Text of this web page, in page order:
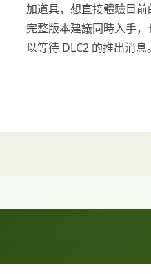
加道具，想直接體驗目前
完整版本建議同時入手，
以等待 DLC2 的推出消息。